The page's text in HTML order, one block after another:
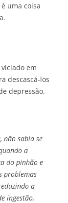
uma coisa
em
descascá-los
depressão.
não sabia se
a
do pinhão e
problemas
a
ingestão,